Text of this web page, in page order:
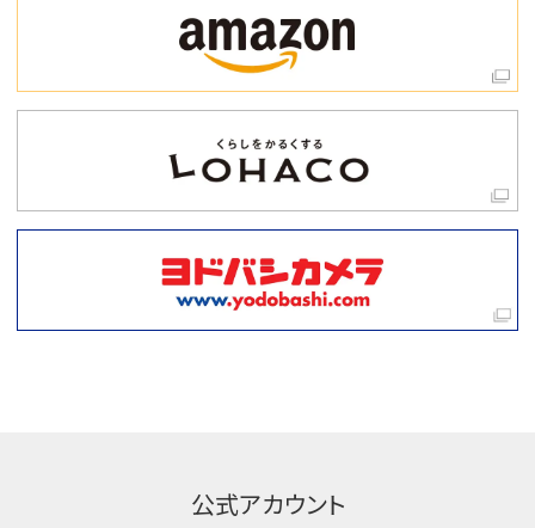
公式アカウント